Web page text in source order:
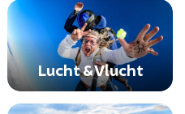
Lucht & Vlucht